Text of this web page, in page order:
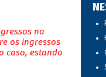
na
os ingressos
caso, estando